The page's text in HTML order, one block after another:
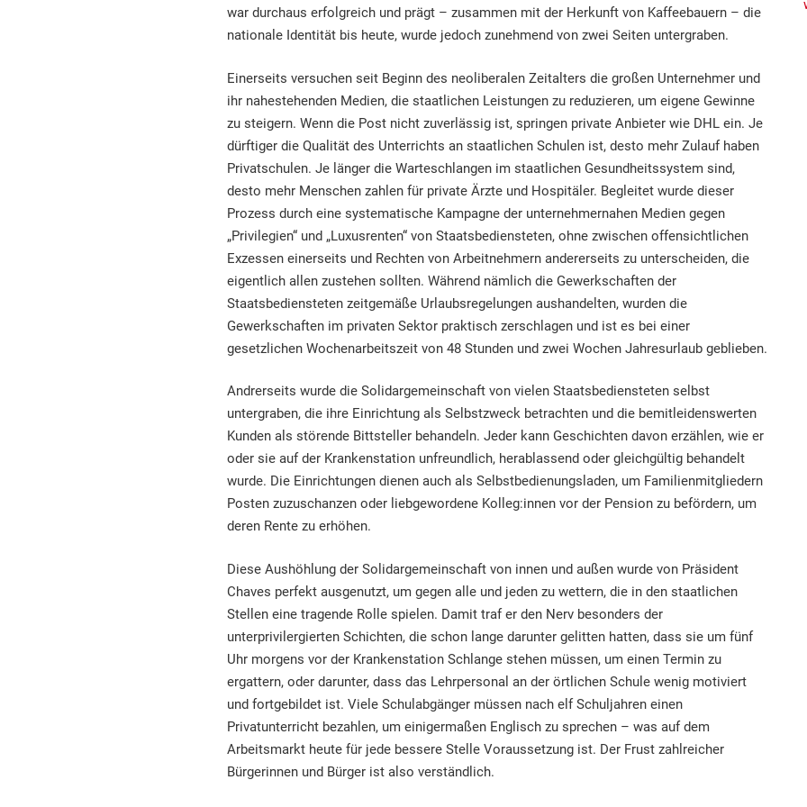
war durchaus erfolgreich und prägt – zusammen mit der Herkunft von Kaffeebauern – die
nationale Identität bis heute, wurde jedoch zunehmend von zwei Seiten untergraben.
Einerseits versuchen seit Beginn des neoliberalen Zeitalters die großen Unternehmer und
ihr nahestehenden Medien, die staatlichen Leistungen zu reduzieren, um eigene Gewinne
zu steigern. Wenn die Post nicht zuverlässig ist, springen private Anbieter wie DHL ein. Je
dürftiger die Qualität des Unterrichts an staatlichen Schulen ist, desto mehr Zulauf haben
Privatschulen. Je länger die Warteschlangen im staatlichen Gesundheitssystem sind,
desto mehr Menschen zahlen für private Ärzte und Hospitäler. Begleitet wurde dieser
Prozess durch eine systematische Kampagne der unternehmernahen Medien gegen
„Privilegien“ und „Luxusrenten“ von Staatsbediensteten, ohne zwischen offensichtlichen
Exzessen einerseits und Rechten von Arbeitnehmern andererseits zu unterscheiden, die
eigentlich allen zustehen sollten. Während nämlich die Gewerkschaften der
Staatsbediensteten zeitgemäße Urlaubsregelungen aushandelten, wurden die
Gewerkschaften im privaten Sektor praktisch zerschlagen und ist es bei einer
gesetzlichen Wochenarbeitszeit von 48 Stunden und zwei Wochen Jahresurlaub geblieben.
Andrerseits wurde die Solidargemeinschaft von vielen Staatsbediensteten selbst
untergraben, die ihre Einrichtung als Selbstzweck betrachten und die bemitleidenswerten
Kunden als störende Bittsteller behandeln. Jeder kann Geschichten davon erzählen, wie er
oder sie auf der Krankenstation unfreundlich, herablassend oder gleichgültig behandelt
wurde. Die Einrichtungen dienen auch als Selbstbedienungsladen, um Familienmitgliedern
Posten zuzuschanzen oder liebgewordene Kolleg:innen vor der Pension zu befördern, um
deren Rente zu erhöhen.
Diese Aushöhlung der Solidargemeinschaft von innen und außen wurde von Präsident
Chaves perfekt ausgenutzt, um gegen alle und jeden zu wettern, die in den staatlichen
Stellen eine tragende Rolle spielen. Damit traf er den Nerv besonders der
unterprivilergierten Schichten, die schon lange darunter gelitten hatten, dass sie um fünf
Uhr morgens vor der Krankenstation Schlange stehen müssen, um einen Termin zu
ergattern, oder darunter, dass das Lehrpersonal an der örtlichen Schule wenig motiviert
und fortgebildet ist. Viele Schulabgänger müssen nach elf Schuljahren einen
Privatunterricht bezahlen, um einigermaßen Englisch zu sprechen – was auf dem
Arbeitsmarkt heute für jede bessere Stelle Voraussetzung ist. Der Frust zahlreicher
Bürgerinnen und Bürger ist also verständlich.